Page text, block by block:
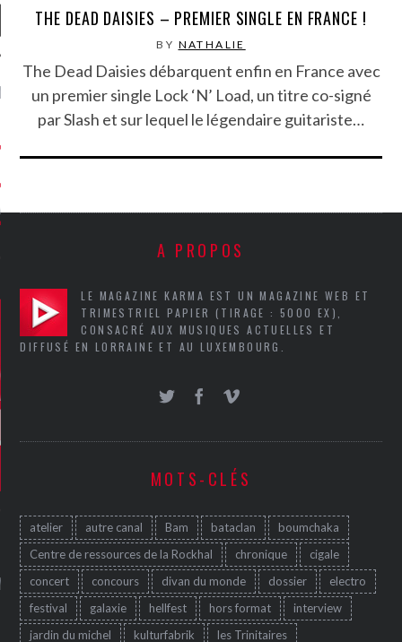
CRITIQUES
7.6
6.8
– HEL...
KARMA –
ANNIVERSAIRE
THE DEAD DAISIES – PREMIER SINGLE EN FRANCE !
BY NATHALIE
The Dead Daisies débarquent enfin en France avec
un premier single Lock ‘N’ Load, un titre co-signé
par Slash et sur lequel le légendaire guitariste…
A PROPOS
LE MAGAZINE KARMA EST UN MAGAZINE WEB ET
TRIMESTRIEL PAPIER (TIRAGE : 5000 EX),
CONSACRÉ AUX MUSIQUES ACTUELLES ET
DIFFUSÉ EN LORRAINE ET AU LUXEMBOURG.
MOTS-CLÉS
atelier autre canal Bam bataclan
boumchaka
Centre de ressources de la Rockhal
chronique
cigale
concert
concours divan du monde dossier
electro
festival
galaxie hellfest hors format
interview
jardin du michel
kulturfabrik
les Trinitaires